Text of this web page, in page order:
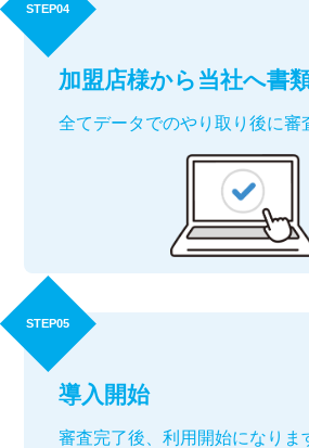
STEP04
加盟店様から当社へ書
全てデータでのやり取り後に審
STEP05
導入開始
審査完了後、利用開始になりま